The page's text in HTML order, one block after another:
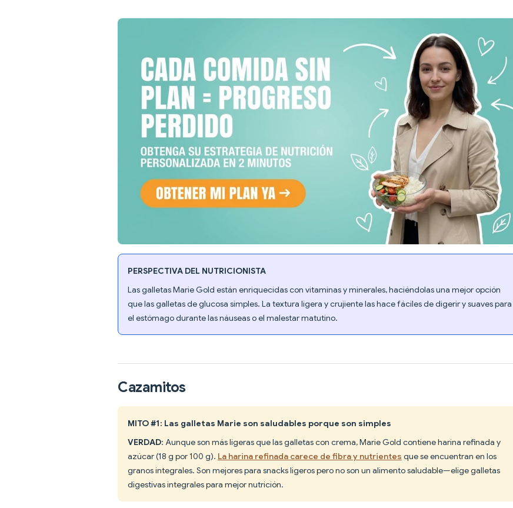
PERSPECTIVA DEL NUTRICIONISTA
Las galletas Marie Gold están enriquecidas con vitaminas y minerales, haciéndolas una mejor opción
que las galletas de glucosa simples. La textura ligera y crujiente las hace fáciles de digerir y suaves para
el estómago durante las náuseas o el malestar matutino.
Cazamitos
MITO #1: Las galletas Marie son saludables porque son simples
VERDAD: Aunque son más ligeras que las galletas con crema, Marie Gold contiene harina refinada y
azúcar (18 g por 100 g). La harina refinada carece de fibra y nutrientes que se encuentran en los
granos integrales. Son mejores para snacks ligeros pero no son un alimento saludable—elige galletas
digestivas integrales para mejor nutrición.